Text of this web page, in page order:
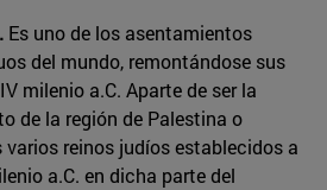
Es uno de los asentamientos
del mundo, remontándose sus
milenio a.C. Aparte de ser la
de la región de Palestina o
varios reinos judíos establecidos a
a.C. en dicha parte del